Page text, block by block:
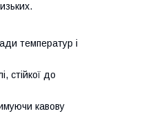
температур і
стійкої до
кавову